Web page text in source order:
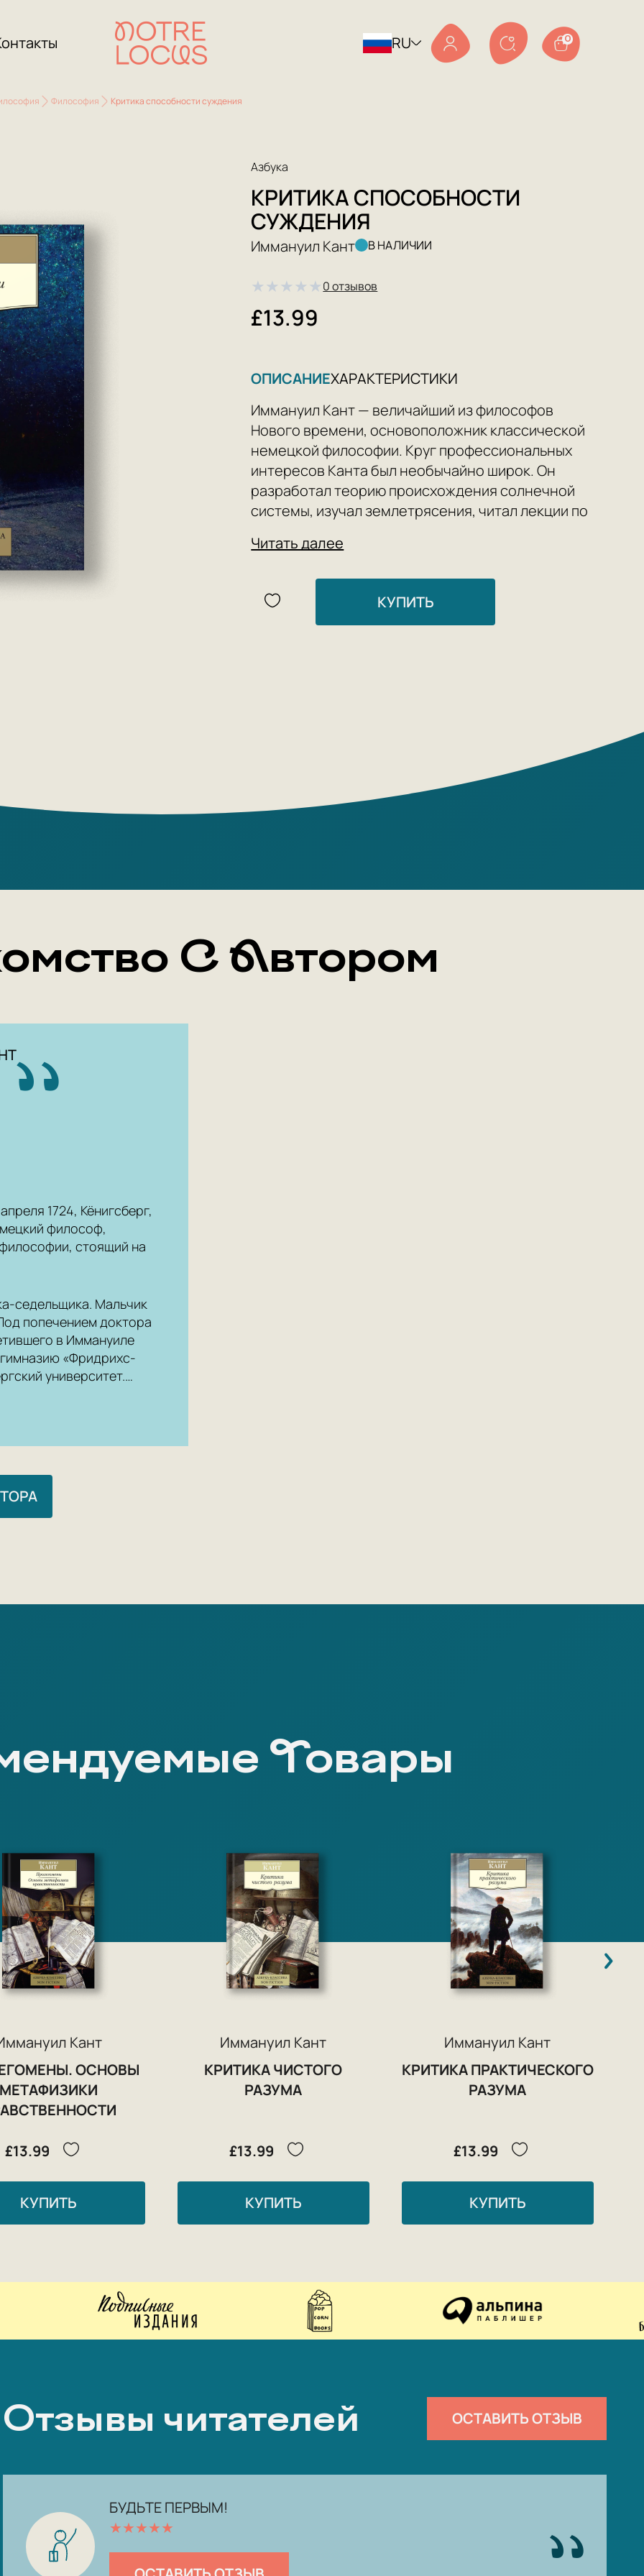
RU 0
Философия Критика способности суждения
Азбука
КРИТИКА СПОСОБНОСТИ
СУЖДЕНИЯ
Иммануил Кант В НАЛИЧИИ
★★★★★0 отзывов
£13.99
ОПИСАНИЕХАРАКТЕРИСТИКИ
Иммануил Кант — величайший из философов
Нового времени, основоположник классической
немецкой философии. Круг профессиональных
интересов Канта был необычайно широк. Он
разработал теорию происхождения солнечной
системы, изучал землетрясения, читал лекции по
работами Канта, совершившими подлинный
называемые «критические труды».
Третья из «Критик» Канта, «Критика способности
суждения» датируется 1790-м годом и является
день остается бесценным источником пищи для
размышлений в области философии красоты и
искусства.
Читать далее
КУПИТЬ
С Автором
1724, Кёнигсберг,
философ,
стоящий на
седельщика. Мальчик
попечением доктора
в Иммануиле
«Фридрихс-
университет.…
Товары
Кант
ОСНОВЫ
МЕТАФИЗИКИ
£13.99
КУПИТЬ
Иммануил Кант
КРИТИКА ЧИСТОГО
РАЗУМА
£13.99
КУПИТЬ
Иммануил Кант
КРИТИКА ПРАКТИЧЕСКОГО
РАЗУМА
£13.99
КУПИТЬ
Отзывы читателей ОСТАВИТЬ ОТЗЫВ
БУДЬТЕ ПЕРВЫМ!
★★★★★